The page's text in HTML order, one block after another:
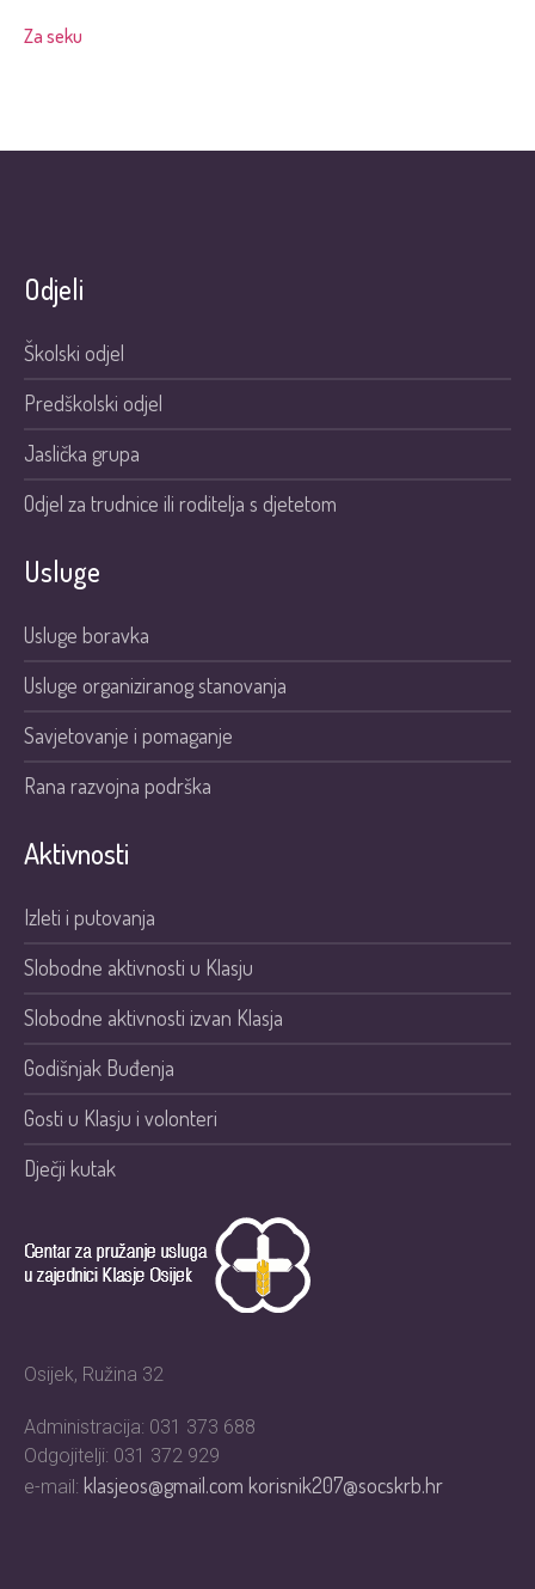
Za seku
Odjeli
Školski odjel
Predškolski odjel
Jaslička grupa
Odjel za trudnice ili roditelja s djetetom
Usluge
Usluge boravka
Usluge organiziranog stanovanja
Savjetovanje i pomaganje
Rana razvojna podrška
Aktivnosti
Izleti i putovanja
Slobodne aktivnosti u Klasju
Slobodne aktivnosti izvan Klasja
Godišnjak Buđenja
Gosti u Klasju i volonteri
Dječji kutak
Osijek, Ružina 32
Administracija: 031 373 688
Odgojitelji: 031 372 929
e-mail: klasjeos@gmail.comkorisnik207@socskrb.hr